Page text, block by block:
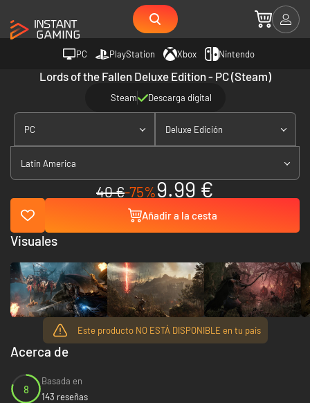
PC PlayStation Xbox Nintendo
Lords of the Fallen Deluxe Edition - PC (Steam)
Steam Descarga digital
PC Deluxe Edición
Latin America
40 €-75%9.99 €
Añadir a la cesta
Este producto NO ESTÁ DISPONIBLE en tu país
Acerca de
8
Basada en
143 reseñas
Visuales